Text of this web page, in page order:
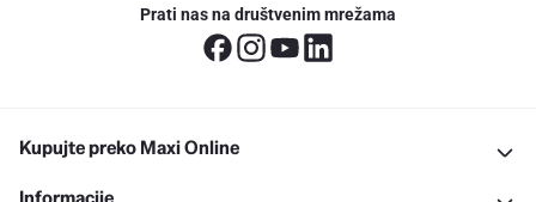
Prati nas na društvenim mrežama
Kupujte preko Maxi Online